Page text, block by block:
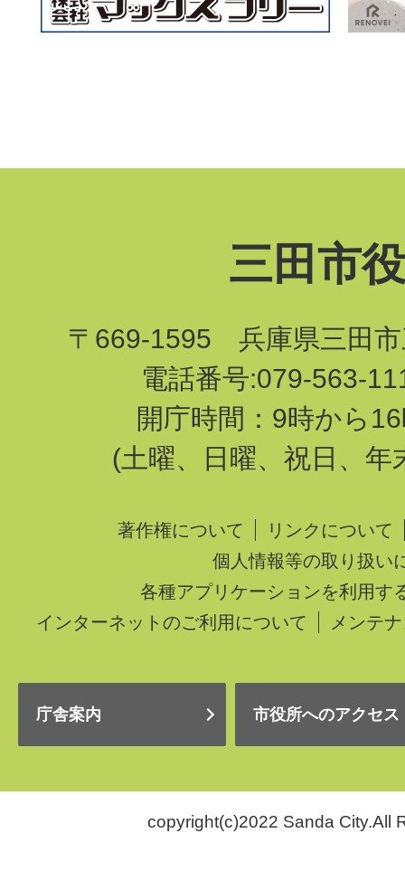
三田市
〒669-1595 兵庫県三田市
電話番号:079-563-
開庁時間：9時から
(土曜、日曜、祝日、年
著作権について
リンクについて
個人情報等の取り扱い
各種アプリケーションを利用す
インターネットのご利用について
メンテ
庁舎案内 市役所へのアクセス
copyright(c)2022 Sanda City.All